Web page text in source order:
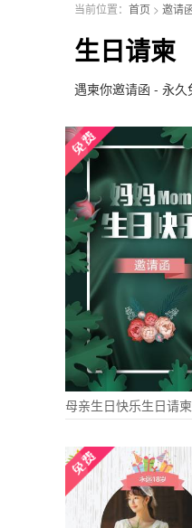
当前位置： 首页 > 邀请
生日请柬
遇柬你邀请函 - 永久